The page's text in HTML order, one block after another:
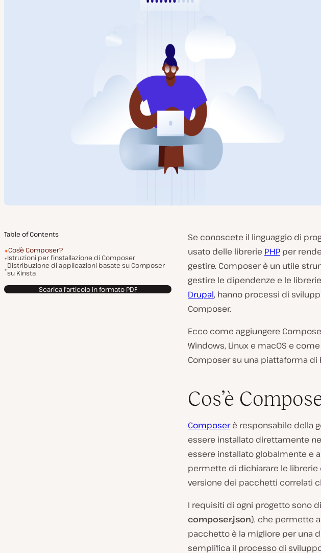
Table of Contents
Cos’è Composer?
Istruzioni per l’installazione di Composer
Distribuzione di applicazioni basate su Composer
su Kinsta
Scarica l'articolo in formato PDF
Se conoscete il linguaggio di
usato delle librerie PHP per
gestire. Composer è un utile
gestire le dipendenze e le
Drupal, hanno processi di
Composer.
Ecco come aggiungere
Windows, Linux e macOS e
Composer su una piattaforma
Cos’è
Composerè responsabile della
essere installato direttamente
essere installato globalmente e
permette di dichiarare le librerie
versione dei pacchetti correlati
I requisiti di ogni progetto sono
composer.json), che permette
pacchetto è la migliore per una
semplifica il processo di